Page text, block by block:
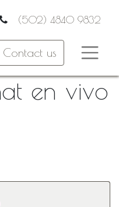
(502) 4840 9832
Contact us
en vivo